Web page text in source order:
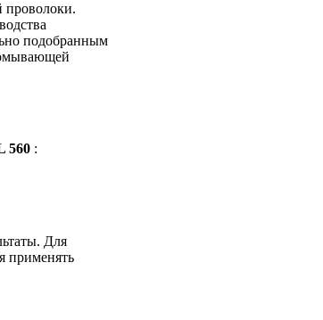
проволоки.
подобранным
560 :
Для
применять